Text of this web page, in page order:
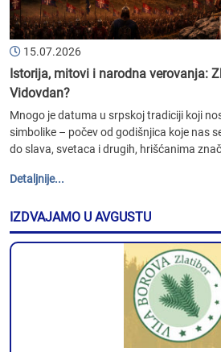
15.07.2026
Istorija, mitovi i narodna verovanja:
Vidovdan?
Mnogo je datuma u srpskoj tradiciji koji
simbolike – počev od godišnjica koje nas
do slava, svetaca i drugih, hrišćanima
Detaljnije...
IZDVAJAMO U AVGUSTU